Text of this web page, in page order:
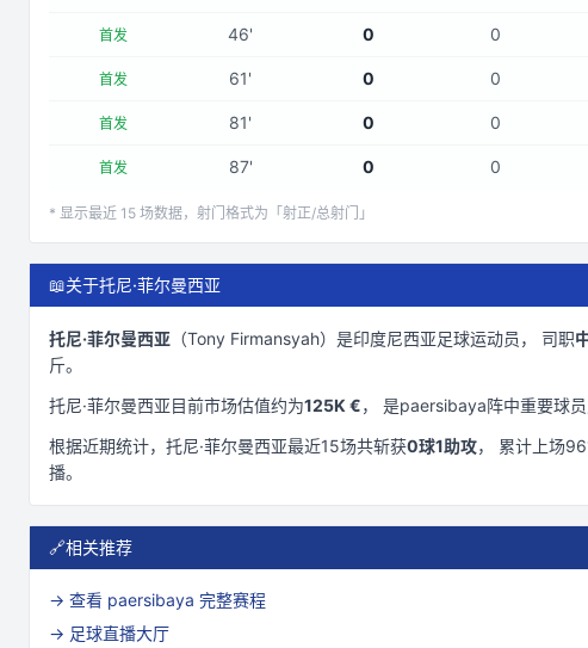
首发 46' 0 0
首发 61' 0 0
首发 81' 0 0
首发 87' 0 0
* 显示最近 15 场数据，射门格式为「射正/总射门」
📖关于托尼·菲尔曼西亚
托尼·菲尔曼西亚 （Tony Firmansyah）是印度尼西亚足球运动员， 司职
斤。
托尼·菲尔曼西亚目前市场估值约为125K €， 是paersibaya阵中重要球员
根据近期统计， 托尼·菲尔曼西亚最近15场共斩获0球1助攻， 累计上场
播。
🔗相关推荐
→ 查看 paersibaya 完整赛程
→ 足球直播大厅